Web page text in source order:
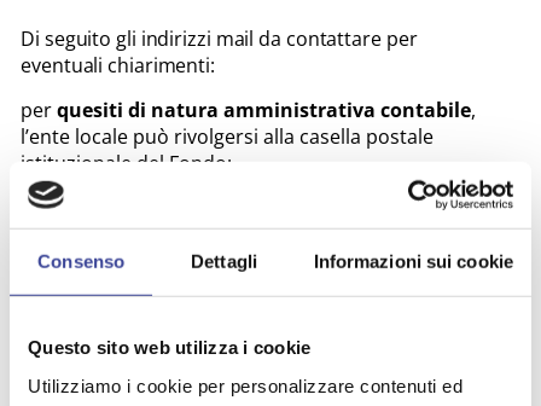
Consenso Dettagli Informazioni sui cookie
Questo sito web utilizza i cookie
Utilizziamo i cookie per personalizzare contenuti ed
Di seguito gli indirizzi mail da contattare per
eventuali chiarimenti:
perquesiti di natura amministrativa contabile,
l’ente locale può rivolgersi alla casella postale
istituzionale del Fondo:
fondo.opereindifferibili@mef.gov.it
per
, l’ente locale può
piattaforma ReGiS e/o scrivere a
assistenzatecnica.regis@mef.gov.it.
all’indirizzo mail: sportello@anci.lombardia.it